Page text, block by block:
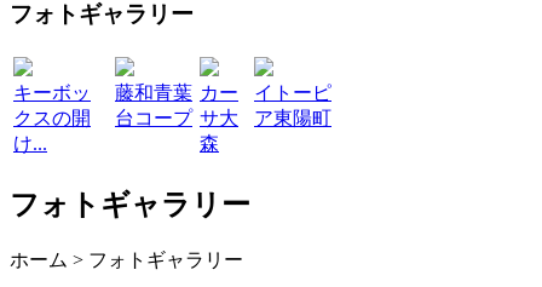
フォトギャラリー
キーボッ
クスの開
け...
藤和青葉
台コープ
カー
サ大
森
イトーピ
ア東陽町
フォトギャラリー
ホーム > フォトギャラリー